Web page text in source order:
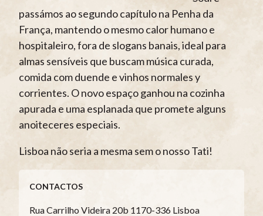
passámos ao segundo capítulo na Penha da
França, mantendo o mesmo calor humano e
hospitaleiro, fora de slogans banais, ideal para
almas sensíveis que buscam música curada,
comida com duende e vinhos normales y
corrientes. O novo espaço ganhou na cozinha
apurada e uma esplanada que promete alguns
anoiteceres especiais.
Lisboa não seria a mesma sem o nosso Tati!
CONTACTOS
Rua Carrilho Videira 20b 1170-336 Lisboa